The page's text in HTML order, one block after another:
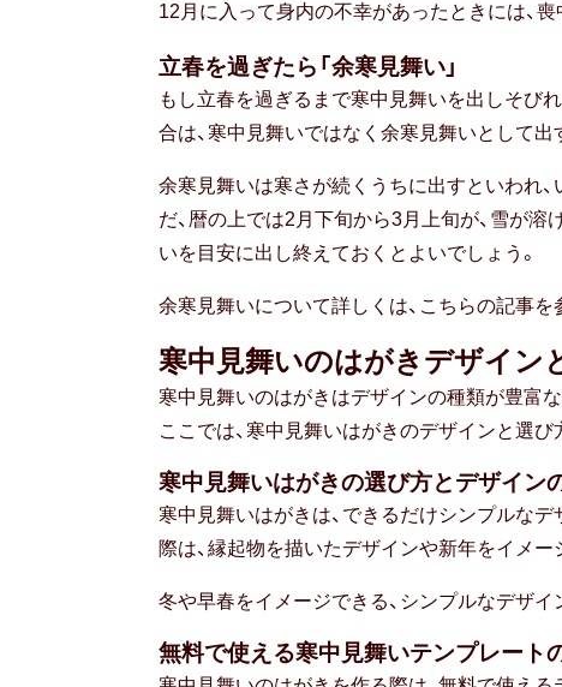
12月に入って身内の不幸があったときには、
立春を過ぎたら「余寒見舞い」
もし立春を過ぎるまで寒中見舞いを出しそび
合は、寒中見舞いではなく余寒見舞いとして
余寒見舞いは寒さが続くうちに出すといわれ
だ、暦の上では2月下旬から3月上旬が、雪が溶
いを目安に出し終えておくとよいでしょう。
余寒見舞いについて詳しくは、こちらの記事を
寒中見舞いのはがきデザイン
寒中見舞いのはがきはデザインの種類が豊富
ここでは、寒中見舞いはがきのデザインと選び
寒中見舞いはがきの選び方とデザイン
寒中見舞いはがきは、できるだけシンプルな
際は、縁起物を描いたデザインや新年をイメ
冬や早春をイメージできる、シンプルなデザイ
無料で使える寒中見舞いテンプレート